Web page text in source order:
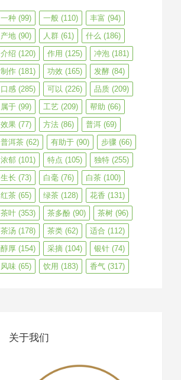
一种 (99) 一般 (110) 丰富 (94)
产地 (90) 人群 (61) 什么 (186)
介绍 (120) 作用 (125) 冲泡 (181)
制作 (181) 功效 (165) 发酵 (84)
口感 (285) 可以 (226) 品质 (209)
属于 (99) 工艺 (209) 帮助 (66)
效果 (77) 方法 (86) 普洱 (69)
普洱茶 (62) 有助于 (90) 步骤 (66)
浓郁 (101) 特点 (105) 独特 (255)
生长 (73) 白毫 (76) 白茶 (100)
红茶 (65) 绿茶 (128) 花香 (131)
茶叶 (353) 茶多酚 (90) 茶树 (96)
茶汤 (178) 茶类 (62) 适合 (112)
醇厚 (154) 采摘 (104) 银针 (74)
风味 (65) 饮用 (183) 香气 (317)
关于我们